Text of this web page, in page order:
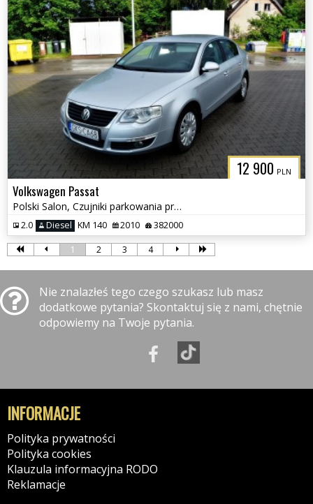
12 900 PLN
Volkswagen Passat
Polski Salon, Czujniki parkowania przód i tył, Klimatyzacja
2.0 Diesel KM 140 2010 382000
1 2 3 4
Nie znalazłeś tego czego szukasz lub masz
dodatkowe pytania? Skontaktuj się z nami, chętnie
odpowiemy na Twoje pytania.
INFORMACJE
Polityka prywatności
Polityka cookies
Klauzula informacyjna RODO
Reklamacje